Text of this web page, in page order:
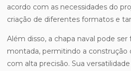
acordo com as necessidades do
criação de diferentes formatos e
Além disso, a chapa naval pode
montada, permitindo a construção
com alta precisão. Sua